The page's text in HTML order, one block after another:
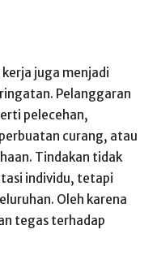
juga menjadi
Pelanggaran
pelecehan,
curang, atau
Tindakan tidak
individu, tetapi
Oleh karena
tegas terhadap